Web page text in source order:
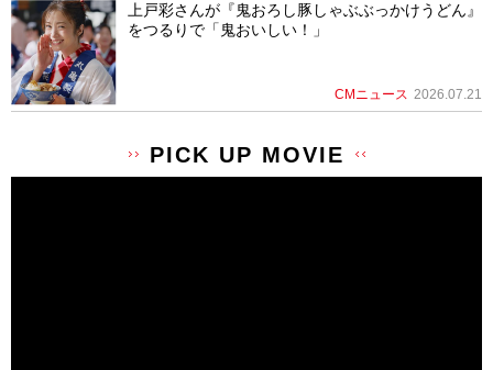
上戸彩さんが『鬼おろし豚しゃぶぶっかけうどん』
をつるりで「鬼おいしい！」
CMニュース 2026.07.21
PICK UP MOVIE